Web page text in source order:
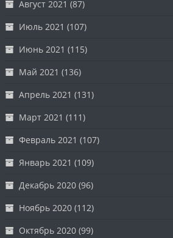
Август 2021 (87)
Июль 2021 (107)
Июнь 2021 (115)
Май 2021 (136)
Апрель 2021 (131)
Март 2021 (111)
Февраль 2021 (107)
Январь 2021 (109)
Декабрь 2020 (96)
Ноябрь 2020 (112)
Октябрь 2020 (99)